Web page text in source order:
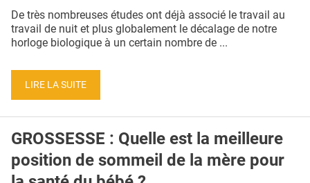
De très nombreuses études ont déjà associé le travail au
travail de nuit et plus globalement le décalage de notre
horloge biologique à un certain nombre de ...
LIRE LA SUITE
GROSSESSE : Quelle est la meilleure
position de sommeil de la mère pour